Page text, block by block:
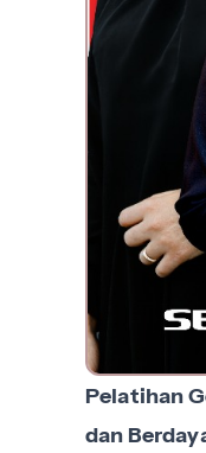
Pelatihan
dan